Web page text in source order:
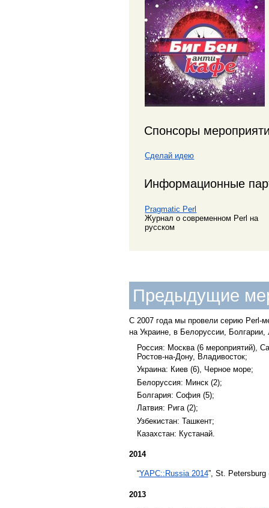
Спонсоры
Сделай идею
Информационные
Pragmatic Perl
Журнал о современном Perl на
русском
Предыдущие
С 2007 года мы провели серию Perl-
на Украине, в Белоруссии, Болгарии,
Россия: Москва (6 мероприятий),
Ростов-на-Дону, Владивосток;
Украина: Киев (6), Черное море;
Белоруссия: Минск (2);
Болгария: София (5);
Латвия: Рига (2);
Узбекистан: Ташкент;
Казахстан: Кустанай.
2014
“YAPC::Russia 2014”, St.
2013